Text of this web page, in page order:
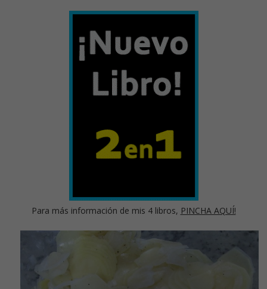
Para más información de mis 4 libros, PINCHA AQUÍ!